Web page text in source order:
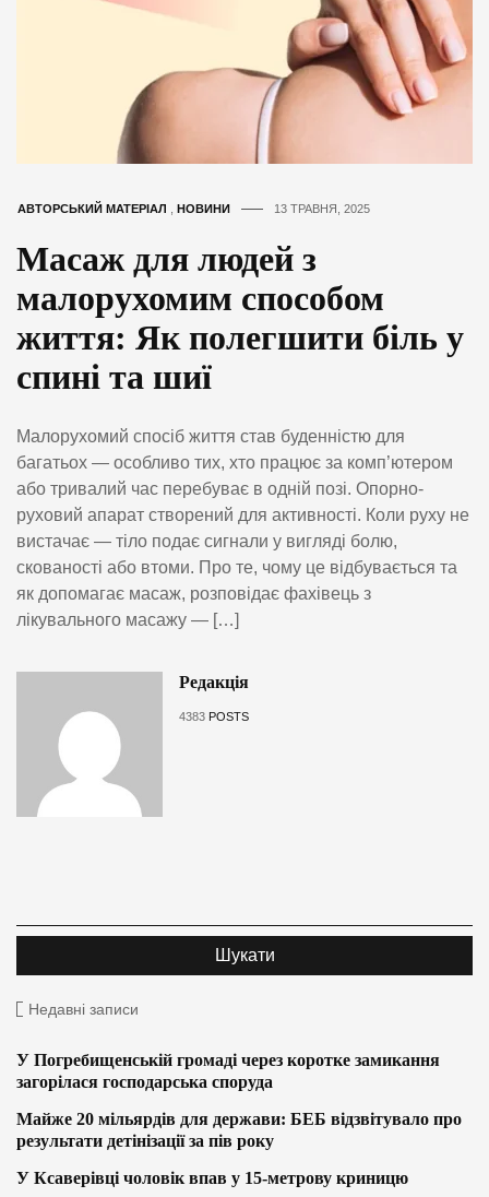
АВТОРСЬКИЙ МАТЕРІАЛ НОВИНИ 13 ТРАВНЯ, 2025
Масаж для людей з
малорухомим способом
життя: Як полегшити біль у
спині та шиї
Малорухомий спосіб життя став буденністю для
багатьох — особливо тих, хто працює за комп’ютером
або тривалий час перебуває в одній позі. Опорно-
руховий апарат створений для активності. Коли руху не
вистачає — тіло подає сигнали у вигляді болю,
скованості або втоми. Про те, чому це відбувається та
як допомагає масаж, розповідає фахівець з
лікувального масажу — […]
Редакція
4383 POSTS
Недавні записи
У Погребищенській громаді через коротке замикання
загорілася господарська споруда
Майже 20 мільярдів для держави: БЕБ відзвітувало про
результати детінізації за пів року
У Ксаверівці чоловік впав у 15-метрову криницю